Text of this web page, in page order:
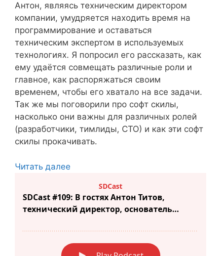
Антон, являясь техническим директором
компании, умудряется находить время на
программирование и оставаться
техническим экспертом в используемых
технологиях. Я попросил его рассказать, как
ему удаётся совмещать различные роли и
главное, как распоряжаться своим
временем, чтобы его хватало на все задачи.
Так же мы поговорили про софт скилы,
насколько они важны для различных ролей
(разработчики, тимлиды, СТО) и как эти софт
скилы прокачивать.
Читать далее